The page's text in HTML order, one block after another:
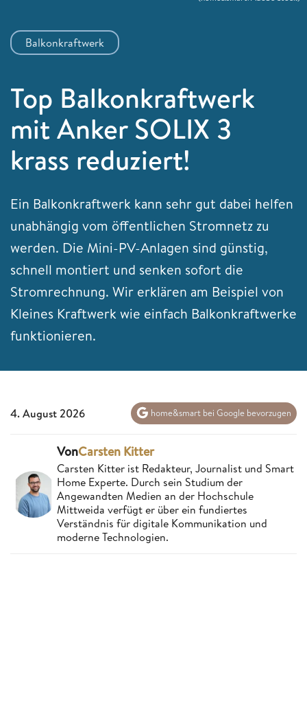
Balkonkraftwerk
Top Balkonkraftwerk
mit Anker SOLIX 3
krass reduziert!
Ein Balkonkraftwerk kann sehr gut dabei helfen
unabhängig vom öffentlichen Stromnetz zu
werden. Die Mini-PV-Anlagen sind günstig,
schnell montiert und senken sofort die
Stromrechnung. Wir erklären am Beispiel von
Kleines Kraftwerk wie einfach Balkonkraftwerke
funktionieren.
4. August 2026 home&smart bei Google bevorzugen
VonCarsten Kitter
Carsten Kitter ist Redakteur, Journalist und Smart
Home Experte. Durch sein Studium der
Angewandten Medien an der Hochschule
Mittweida verfügt er über ein fundiertes
Verständnis für digitale Kommunikation und
moderne Technologien.